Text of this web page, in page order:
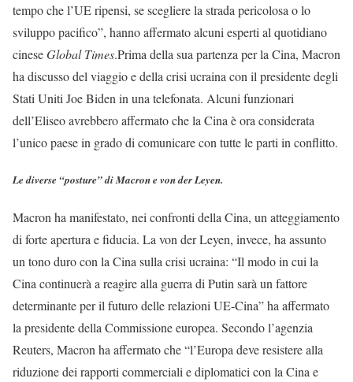
tempo che l’UE ripensi, se scegliere la strada pericolosa o lo
sviluppo pacifico”, hanno affermato alcuni esperti al quotidiano
cineseGlobal Times.Prima della sua partenza per la Cina, Macron
ha discusso del viaggio e della crisi ucraina con il presidente degli
Stati Uniti Joe Biden in una telefonata. Alcuni funzionari
dell’Eliseo avrebbero affermato che la Cina è ora considerata
l’unico paese in grado di comunicare con tutte le parti in conflitto.
Le diverse “posture” di Macron e von der Leyen.
Macron ha manifestato, nei confronti della Cina, un atteggiamento
di forte apertura e fiducia. La von der Leyen, invece, ha assunto
un tono duro con la Cina sulla crisi ucraina: “Il modo in cui la
Cina continuerà a reagire alla guerra di Putin sarà un fattore
determinante per il futuro delle relazioni UE-Cina” ha affermato
la presidente della Commissione europea. Secondo l’agenzia
Reuters, Macron ha affermato che “l’Europa deve resistere alla
riduzione dei rapporti commerciali e diplomatici con la Cina e